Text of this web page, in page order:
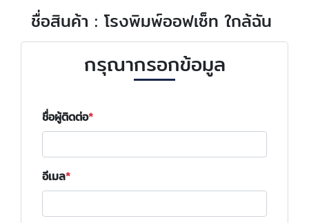
ชื่อสินค้า : โรงพิมพ์ออฟเซ็ท ใกล้ฉัน
กรุณากรอกข้อมูล
ชื่อผู้ติดต่อ
อีเมล